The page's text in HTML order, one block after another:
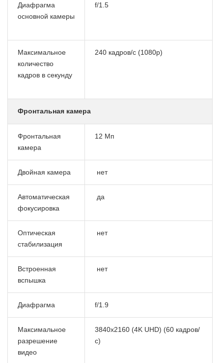
Диафрагма
основной камеры
f/1.5
Максимальное
количество
кадров в секунду
240 кадров/с (1080p)
Фронтальная камера
Фронтальная
камера
12 Мп
Двойная камера нет
Автоматическая
фокусировка
да
Оптическая
стабилизация
нет
Встроенная
вспышка
нет
Диафрагма f/1.9
Максимальное
разрешение
видео
3840x2160 (4K UHD) (60 кадров/
с)